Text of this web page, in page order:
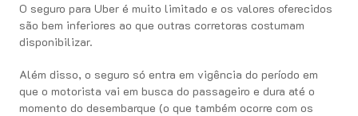
O seguro para Uber é muito limitado e os valores oferecidos
são bem inferiores ao que outras corretoras costumam
disponibilizar.
Além disso, o seguro só entra em vigência do período em
que o motorista vai em busca do passageiro e dura até o
momento do desembarque (o que também ocorre com os